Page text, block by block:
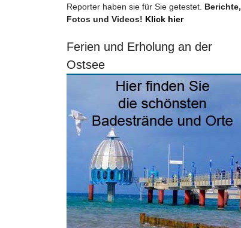
Reporter haben sie für Sie getestet. Berichte,
Fotos und Videos! Klick hier
Ferien und Erholung an der
Ostsee